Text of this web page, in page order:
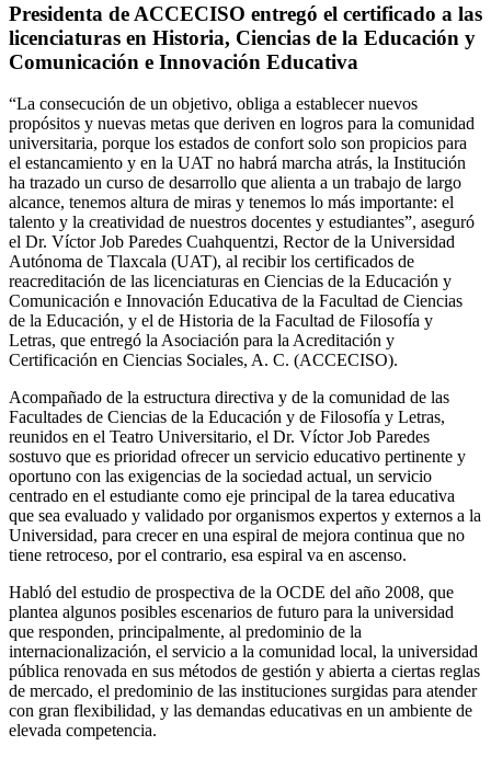
Presidenta de ACCECISO entregó el certificado a las
licenciaturas en Historia, Ciencias de la Educación y
Comunicación e Innovación Educativa
“La consecución de un objetivo, obliga a establecer nuevos
propósitos y nuevas metas que deriven en logros para la comunidad
universitaria, porque los estados de confort solo son propicios para
el estancamiento y en la UAT no habrá marcha atrás, la Institución
ha trazado un curso de desarrollo que alienta a un trabajo de largo
alcance, tenemos altura de miras y tenemos lo más importante: el
talento y la creatividad de nuestros docentes y estudiantes”, aseguró
el Dr. Víctor Job Paredes Cuahquentzi, Rector de la Universidad
Autónoma de Tlaxcala (UAT), al recibir los certificados de
reacreditación de las licenciaturas en Ciencias de la Educación y
Comunicación e Innovación Educativa de la Facultad de Ciencias
de la Educación, y el de Historia de la Facultad de Filosofía y
Letras, que entregó la Asociación para la Acreditación y
Certificación en Ciencias Sociales, A. C. (ACCECISO).
Acompañado de la estructura directiva y de la comunidad de las
Facultades de Ciencias de la Educación y de Filosofía y Letras,
reunidos en el Teatro Universitario, el Dr. Víctor Job Paredes
sostuvo que es prioridad ofrecer un servicio educativo pertinente y
oportuno con las exigencias de la sociedad actual, un servicio
centrado en el estudiante como eje principal de la tarea educativa
que sea evaluado y validado por organismos expertos y externos a la
Universidad, para crecer en una espiral de mejora continua que no
tiene retroceso, por el contrario, esa espiral va en ascenso.
Habló del estudio de prospectiva de la OCDE del año 2008, que
plantea algunos posibles escenarios de futuro para la universidad
que responden, principalmente, al predominio de la
internacionalización, el servicio a la comunidad local, la universidad
pública renovada en sus métodos de gestión y abierta a ciertas reglas
de mercado, el predominio de las instituciones surgidas para atender
con gran flexibilidad, y las demandas educativas en un ambiente de
elevada competencia.